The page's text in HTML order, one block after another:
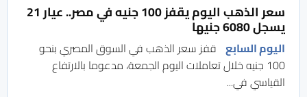
سعر الذهب اليوم يقفز 100 جنيه في مصر.. عيار 21
يسجل 6080 جنيها
اليوم السابع قفز سعر الذهب في السوق المصري بنحو
100 جنيه خلال تعاملات اليوم الجمعة، مدعوما بالارتفاع
القياسي في...